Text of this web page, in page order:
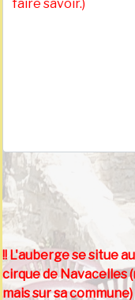
!! L'auberge se situe
cirque de Navacelles
mais sur sa commune)